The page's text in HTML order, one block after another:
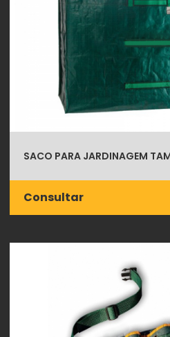
SACO PARA JARDINAGEM
Consultar